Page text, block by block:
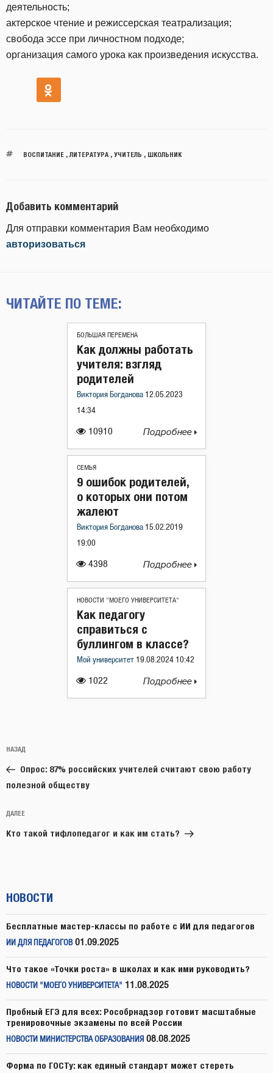
деятельность;
актерское чтение и режиссерская театрализация;
свобода эссе при личностном подходе;
организация самого урока как произведения искусства.
ВОСПИТАНИЕ, ЛИТЕРАТУРА, УЧИТЕЛЬ ШКОЛЬНИК
Добавить комментарий
Для отправки комментария Вам необходимо
авторизоваться
ЧИТАЙТЕ ПО ТЕМЕ:
БОЛЬШАЯ ПЕРЕМЕНА
10910
Как должны работать
учителя: взгляд
родителей
Виктория Богданова 12.05.2023
14:34
Подробнее
СЕМЬЯ
4398
9 ошибок родителей,
о которых они потом
жалеют
Виктория Богданова 15.02.2019
19:00
Подробнее
НОВОСТИ "МОЕГО УНИВЕРСИТЕТА"
1022
Как педагогу
справиться с
буллингом в классе?
Мой университет 19.08.2024 10:42
Подробнее
по
записям
Предыдущая
запись:
НАЗАД
Опрос: 87% российских учителей считают свою работу
полезной обществу
Следующая
запись
ДАЛЕЕ
Кто такой тифлопедагог и как им стать?
НОВОСТИ
Бесплатные мастер-классы по работе с ИИ для педагогов
ИИ ДЛЯ ПЕДАГОГОВ 01.09.2025
Что такое «Точки роста» в школах и как ими руководить?
НОВОСТИ "МОЕГО УНИВЕРСИТЕТА" 11.08.2025
Пробный ЕГЭ для всех: Рособрнадзор готовит масштабные
тренировочные экзамены по всей России
НОВОСТИ МИНИСТЕРСТВА ОБРАЗОВАНИЯ 08.08.2025
Форма по ГОСТу: как единый стандарт может стереть